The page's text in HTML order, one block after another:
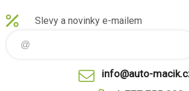
Slevy a novinky e-mailem
info@auto-